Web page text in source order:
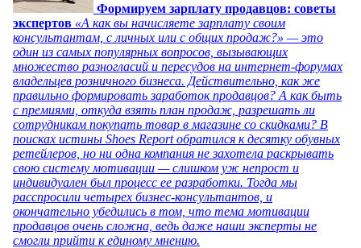
Формируем зарплату продавцов: советы
экспертов «А как вы начисляете зарплату своим
консультантам, с личных или с общих продаж?» — это
один из самых популярных вопросов, вызывающих
множество разногласий и пересудов на интернет-форумах
владельцев розничного бизнеса. Действительно, как же
правильно формировать заработок продавцов? А как быть
с премиями, откуда взять план продаж, разрешать ли
сотрудникам покупать товар в магазине со скидками? В
поисках истины Shoes Report обратился к десятку обувных
ретейлеров, но ни одна компания не захотела раскрывать
свою систему мотивации — слишком уж непрост и
индивидуален был процесс ее разработки. Тогда мы
расспросили четырех бизнес-консультантов, и
окончательно убедились в том, что тема мотивации
продавцов очень сложна, ведь даже наши эксперты не
смогли прийти к единому мнению.